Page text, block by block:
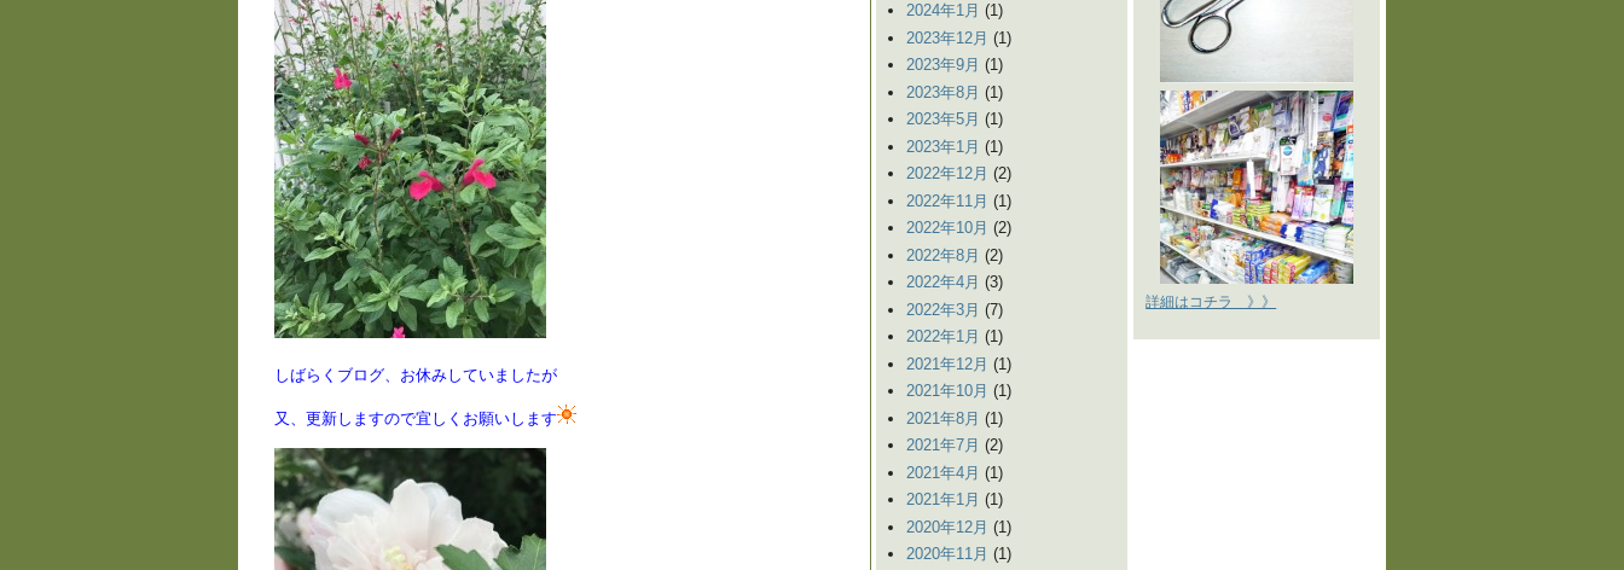
しばらくブログ、お休みしていましたが
又、更新しますので宜しくお願いします
2024年1月 (1)
2023年12月 (1)
2023年9月 (1)
2023年8月 (1)
2023年5月 (1)
2023年1月 (1)
2022年12月 (2)
2022年11月 (1)
2022年10月 (2)
2022年8月 (2)
2022年4月 (3)
2022年3月 (7)
2022年1月 (1)
2021年12月 (1)
2021年10月 (1)
2021年8月 (1)
2021年7月 (2)
2021年4月 (1)
2021年1月 (1)
2020年12月 (1)
2020年11月 (1)
詳細はコチラ 》》